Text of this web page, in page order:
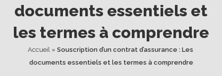
documents essentiels et
les termes à comprendre
Accueil » Souscription d’un contrat d’assurance : Les
documents essentiels et les termes à comprendre